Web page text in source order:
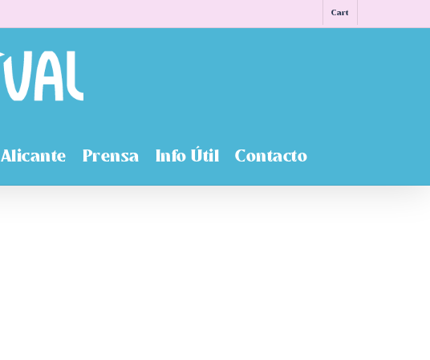
Cart
Alicante Prensa Info Útil Contacto